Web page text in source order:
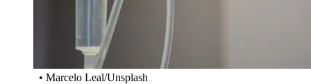
• Marcelo Leal/Unsplash